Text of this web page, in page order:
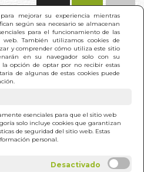
mejorar su experiencia mientras
según sea necesario se almacenan
para el funcionamiento de las
web. También utilizamos cookies de
y comprender cómo utiliza este sitio
en su navegador solo con su
opción de optar por no recibir estas
de algunas de estas cookies puede
esenciales para que el sitio web
solo incluye cookies que garantizan
de seguridad del sitio web. Estas
personal.
BÚSQUEDA
de tu búsqueda: